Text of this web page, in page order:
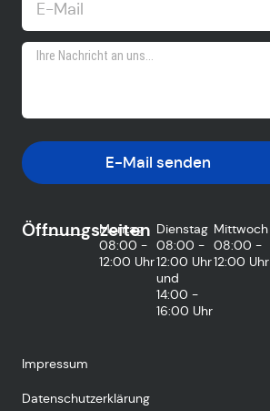
E-Mail senden
Öffnungszeiten
Montag
08:00 -
12:00 Uhr
Dienstag
08:00 -
12:00 Uhr
und
14:00 -
16:00 Uhr
Mittwoch
08:00 -
12:00 Uhr
Impressum
Datenschutzerklärung